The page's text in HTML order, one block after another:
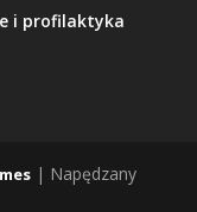
i profilaktyka
| Napędzany